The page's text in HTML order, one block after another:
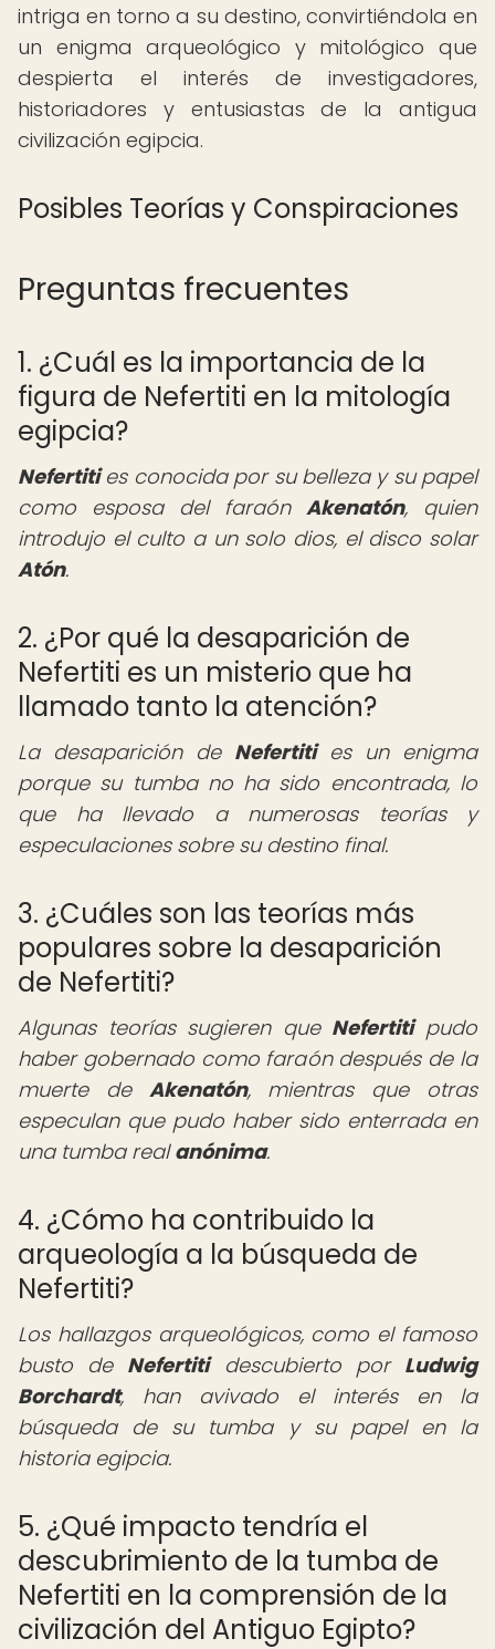
intriga en torno a su destino, convirtiéndola en
un enigma arqueológico y mitológico que
despierta el interés de investigadores,
historiadores y entusiastas de la antigua
civilización egipcia.
Posibles Teorías y Conspiraciones
Preguntas frecuentes
1. ¿Cuál es la importancia de la
figura de Nefertiti en la mitología
egipcia?
Nefertities conocida por su belleza y su papel
como esposa del faraón Akenatón, quien
introdujo el culto a un solo dios, el disco solar
Atón.
2. ¿Por qué la desaparición de
Nefertiti es un misterio que ha
llamado tanto la atención?
La desaparición de Nefertities un enigma
porque su tumba no ha sido encontrada, lo
que ha llevado a numerosas teorías y
especulaciones sobre su destino final.
3. ¿Cuáles son las teorías más
populares sobre la desaparición
de Nefertiti?
Algunas teorías sugieren que Nefertitipudo
haber gobernado como faraón después de la
muerte de Akenatón, mientras que otras
especulan que pudo haber sido enterrada en
una tumba realanónima.
4. ¿Cómo ha contribuido la
arqueología a la búsqueda de
Nefertiti?
Los hallazgos arqueológicos, como el famoso
busto de Nefertitidescubierto por Ludwig
Borchardt, han avivado el interés en la
búsqueda de su tumba y su papel en la
historia egipcia.
5. ¿Qué impacto tendría el
descubrimiento de la tumba de
Nefertiti en la comprensión de la
civilización del Antiguo Egipto?